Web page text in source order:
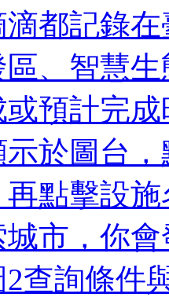
都記錄
、智慧
預計完
於圖台
點擊設
市，你
查詢條件